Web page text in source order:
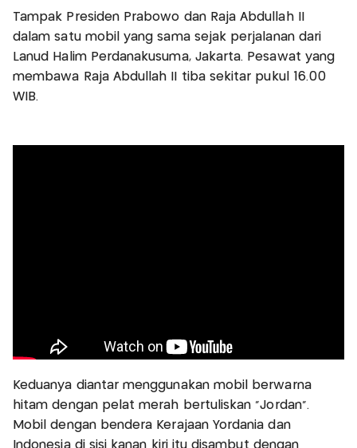
Tampak Presiden Prabowo dan Raja Abdullah II
dalam satu mobil yang sama sejak perjalanan dari
Lanud Halim Perdanakusuma, Jakarta. Pesawat yang
membawa Raja Abdullah II tiba sekitar pukul 16.00
WIB.
Keduanya diantar menggunakan mobil berwarna
hitam dengan pelat merah bertuliskan "Jordan".
Mobil dengan bendera Kerajaan Yordania dan
Indonesia di sisi kanan kiri itu disambut dengan